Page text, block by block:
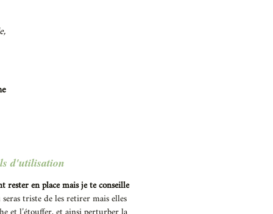
d'utilisation
rester en place mais je te conseille
triste de les retirer mais elles